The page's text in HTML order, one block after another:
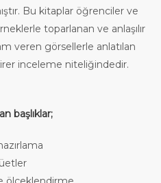
Bu kitaplar öğrenciler ve
toparlanan ve anlaşılır
veren görsellerle anlatılan
inceleme niteliğindedir.
başlıklar;